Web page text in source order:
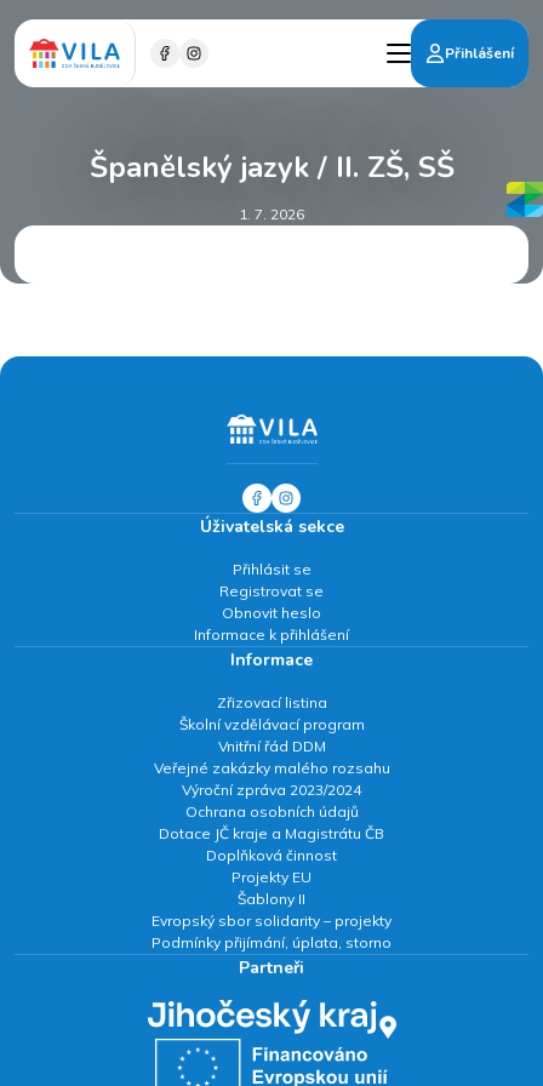
Přihlášení
Španělský jazyk / II. ZŠ, SŠ
1. 7. 2026
Úživatelská sekce
Přihlásit se
Registrovat se
Obnovit heslo
Informace k přihlášení
Informace
Zřizovací listina
Školní vzdělávací program
Vnitřní řád DDM
Veřejné zakázky malého rozsahu
Výroční zpráva 2023/2024
Ochrana osobních údajů
Dotace JČ kraje a Magistrátu ČB
Doplňková činnost
Projekty EU
Šablony II
Evropský sbor solidarity – projekty
Podmínky přijímání, úplata, storno
Partneři